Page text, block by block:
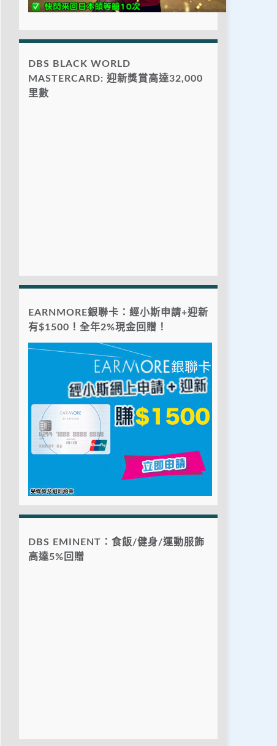
DBS BLACK WORLD
MASTERCARD: 迎新獎賞高達32,000
里數
EARNMORE銀聯卡：經小斯申請+迎新
有$1500！全年2%現金回贈！
DBS EMINENT：食飯/健身/運動服飾
高達5%回贈